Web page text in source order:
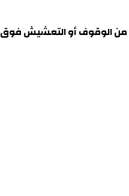
من الوقوف أو التعشيش فوق